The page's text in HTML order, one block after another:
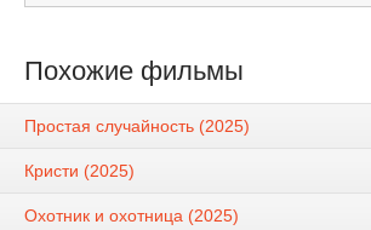
Похожие фильмы
Простая случайность (2025)
Кристи (2025)
Охотник и охотница (2025)